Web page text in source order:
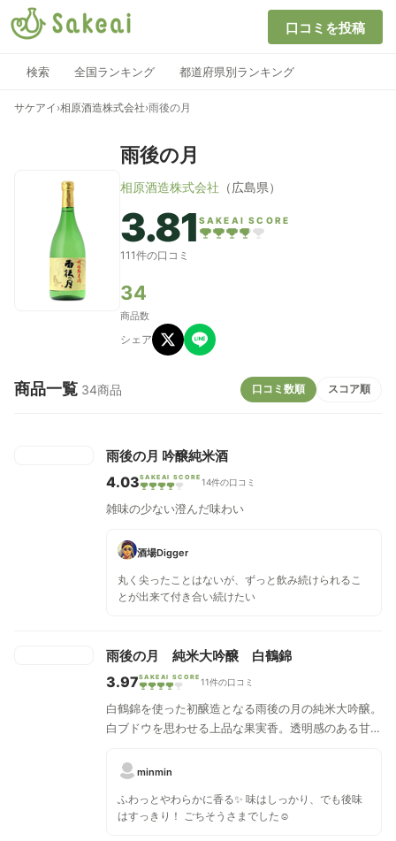
口コミを投稿
検索 全国ランキング 都道府県別ランキング
サケアイ ›相原酒造株式会社›雨後の月
雨後の月
相原酒造株式会社 （広島県）
3.81 SAKEAI SCORE
111件の口コミ
34
商品数
シェア
商品一覧 34商品 口コミ数順 スコア順
雨後の月 吟醸純米酒
4.03SAKEAI SCORE 14件の口コミ
雑味の少ない澄んだ味わい
酒場Digger
丸く尖ったことはないが、ずっと飲み続けられるこ
とが出来て付き合い続けたい
雨後の月 純米大吟醸 白鶴錦
3.97SAKEAI SCORE 11件の口コミ
白鶴錦を使った初醸造となる雨後の月の純米大吟醸。
白ブドウを思わせる上品な果実香。透明感のある甘味
minmin
ふわっとやわらかに香る✨ 味はしっかり、でも後味
はすっきり！ ごちそうさまでした☺️